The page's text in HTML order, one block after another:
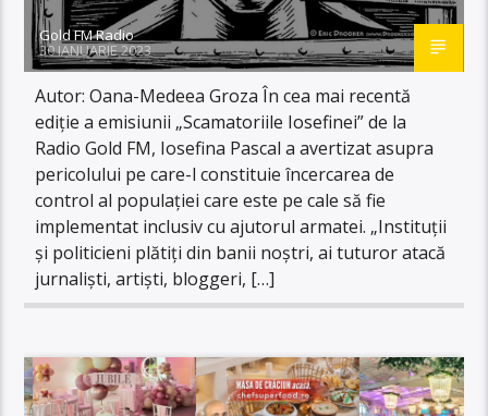
Gold FM Radio
30 IANUARIE 2023
Autor: Oana-Medeea Groza În cea mai recentă
ediție a emisiunii „Scamatoriile Iosefinei” de la
Radio Gold FM, Iosefina Pascal a avertizat asupra
pericolului pe care-l constituie încercarea de
control al populației care este pe cale să fie
implementat inclusiv cu ajutorul armatei. „Instituții
și politicieni plătiți din banii noștri, ai tuturor atacă
jurnaliști, artiști, bloggeri, […]